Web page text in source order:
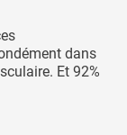
dans
Et 92%